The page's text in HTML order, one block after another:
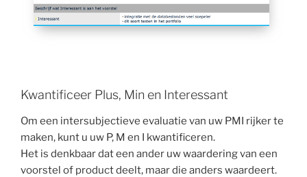
Kwantificeer Plus, Min en Interessant
Om een intersubjectieve evaluatie van uw PMI rijker te
maken, kunt u uw P, M en I kwantificeren.
Het is denkbaar dat een ander uw waardering van een
voorstel of product deelt, maar die anders waardeert.